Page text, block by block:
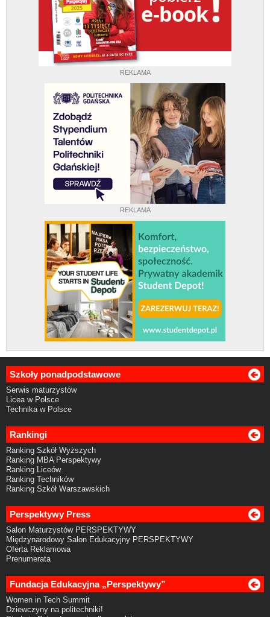
REKLAMA
REKLAMA
Szkoły ponadpodstawowe
Serwis maturzystów
Licea w Polsce
Technika w Polsce
Rankingi
Ranking Szkół Wyższych
Ranking MBA Perspektywy
Ranking Liceów
Ranking Techników
Ranking Szkół Warszawskich
Perspektywy Press
Salon Maturzystów PERSPEKTYWY
Międzynarodowy Salon Edukacyjny PERSPEKTYWY
Oferta Reklamowa
Prenumerata
Fundacja Edukacyjna „Perspektywy”
Women in Tech Summit
Dziewczyny na politechniki!